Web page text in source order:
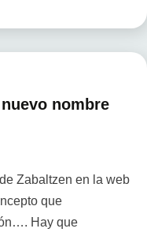
nombre
Zabaltzen en la web
que
Hay que